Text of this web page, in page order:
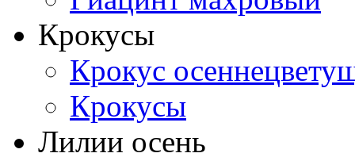
Крокусы
Крокус
Крокусы
Лилии осень